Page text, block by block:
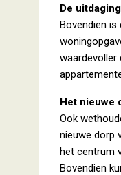
De
Bovendien is
waardevoller
Het nieuwe
Ook
nieuwe dorp
het centrum
Bovendien